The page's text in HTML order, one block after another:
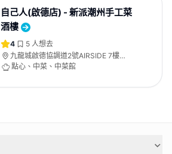
自己人(啟德店) - 新派潮州手工菜
酒樓
4 5 人想去
九龍城啟德協調道2號AIRSIDE 7樓
L703A號舖
點心、中菜、中菜館